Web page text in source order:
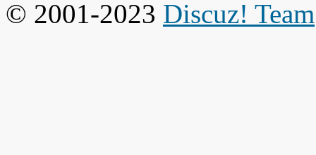
© 2001-2023 Discuz! Team